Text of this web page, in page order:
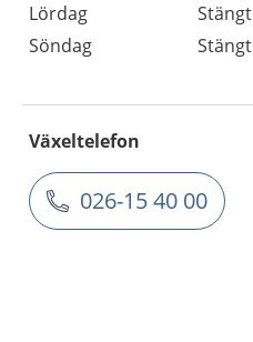
Lördag
Stängt
Söndag
Stängt
Växeltelefon
026-15 40 00